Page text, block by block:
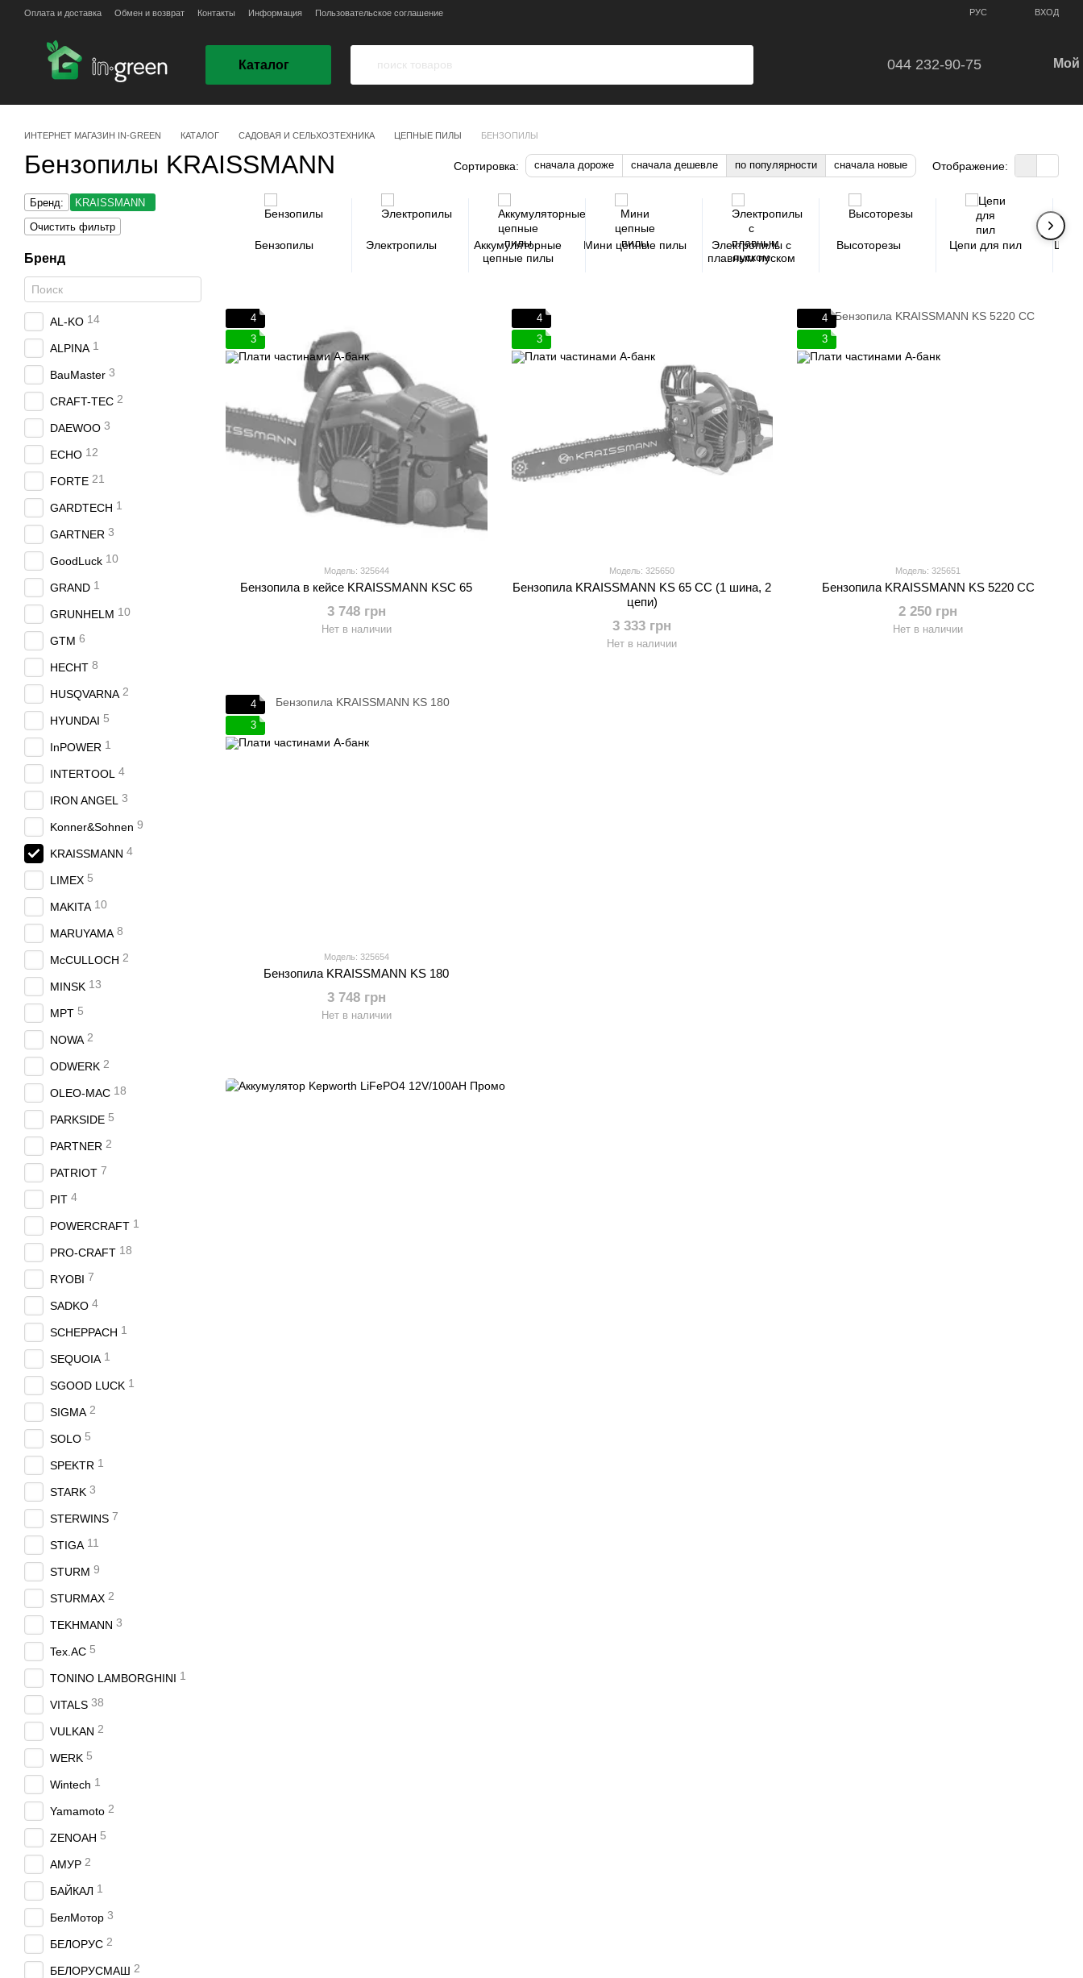
Перейти к основному контенту
Оплата и доставка Обмен и возврат Контакты Информация Пользовательское соглашение РУС ВХОД
Каталог 044 232-90-75 Мой
ИНТЕРНЕТ МАГАЗИН IN-GREEN КАТАЛОГ САДОВАЯ И СЕЛЬХОЗТЕХНИКА ЦЕПНЫЕ ПИЛЫ БЕНЗОПИЛЫ
Бензопилы KRAISSMANN Сортировка: сначала дороже сначала дешевле по популярности сначала новые Отображение:
Бензопилы Электропилы
Аккумуляторные
цепные пилы
Мини цепные пилы
Электропилы с
плавным пуском
Высоторезы Цепи для пил
4
3
Модель: 325644
Бензопила в кейсе KRAISSMANN KSC 65
3 748 грн
Нет в наличии
4
3
Модель: 325650
Бензопила KRAISSMANN KS 65 СС (1 шина, 2
цепи)
3 333 грн
Нет в наличии
4
3
Модель: 325651
Бензопила KRAISSMANN KS 5220 CC
2 250 грн
Нет в наличии
4
3
Модель: 325654
Бензопила KRAISSMANN KS 180
3 748 грн
Нет в наличии
Бренд:
KRAISSMANN
Очистить фильтр
Бренд
AL-KO 14
ALPINA 1
BauMaster 3
CRAFT-TEC 2
DAEWOO 3
ECHO 12
FORTE 21
GARDTECH 1
GARTNER 3
GoodLuck 10
GRAND 1
GRUNHELM 10
GTM 6
HECHT 8
HUSQVARNA 2
HYUNDAI 5
InPOWER 1
INTERTOOL 4
IRON ANGEL 3
Konner&Sohnen 9
KRAISSMANN 4
LIMEX 5
MAKITA 10
MARUYAMA 8
McCULLOCH 2
MINSK 13
MPT 5
NOWA 2
ODWERK 2
OLEO-MAC 18
PARKSIDE 5
PARTNER 2
PATRIOT 7
PIT 4
POWERCRAFT 1
PRO-CRAFT 18
RYOBI 7
SADKO 4
SCHEPPACH 1
SEQUOIA 1
SGOOD LUCK 1
SIGMA 2
SOLO 5
SPEKTR 1
STARK 3
STERWINS 7
STIGA 11
STURM 9
STURMAX 2
TEKHMANN 3
Tex.AC 5
TONINO LAMBORGHINI 1
VITALS 38
VULKAN 2
WERK 5
Wintech 1
Yamamoto 2
ZENOAH 5
АМУР 2
БАЙКАЛ 1
БелМотор 3
БЕЛОРУС 2
БЕЛОРУСМАШ 2